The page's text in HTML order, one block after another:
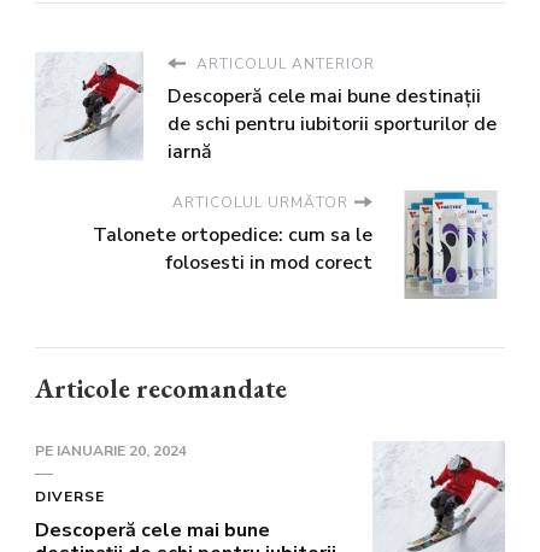
ARTICOLUL ANTERIOR
Descoperă cele mai bune destinații
de schi pentru iubitorii sporturilor de
iarnă
ARTICOLUL URMĂTOR
Talonete ortopedice: cum sa le
folosesti in mod corect
Articole recomandate
PE IANUARIE 20, 2024
DIVERSE
Descoperă cele mai bune